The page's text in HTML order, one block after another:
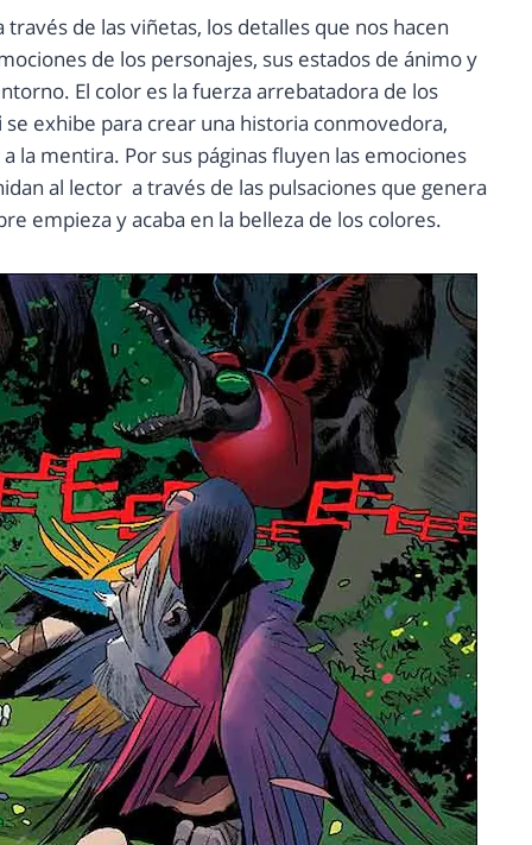
de las viñetas, los detalles que nos hacen
de los personajes, sus estados de ánimo y
El color es la fuerza arrebatadora de los
se exhibe para crear una historia conmovedora,
la mentira. Por sus páginas fluyen las emociones
al lector a través de las pulsaciones que genera
empieza y acaba en la belleza de los colores.